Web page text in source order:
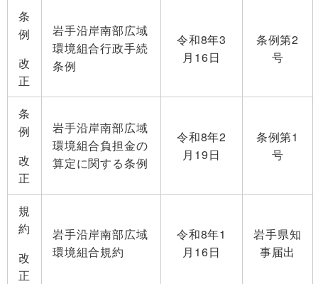
条
例
改
正
岩手沿岸南部広域
環境組合行政手続
条例
令和8年3
月16日
条例第2
号
条
例
改
正
岩手沿岸南部広域
環境組合負担金の
算定に関する条例
令和8年2
月19日
条例第1
号
規
約
改
正
岩手沿岸南部広域
環境組合規約
令和8年1
月16日
岩手県知
事届出